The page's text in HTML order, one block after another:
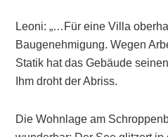
Leoni: „…Für eine Villa
Baugenehmigung. Wegen
Statik hat das Gebäude
Ihm droht der Abriss.
Die Wohnlage am